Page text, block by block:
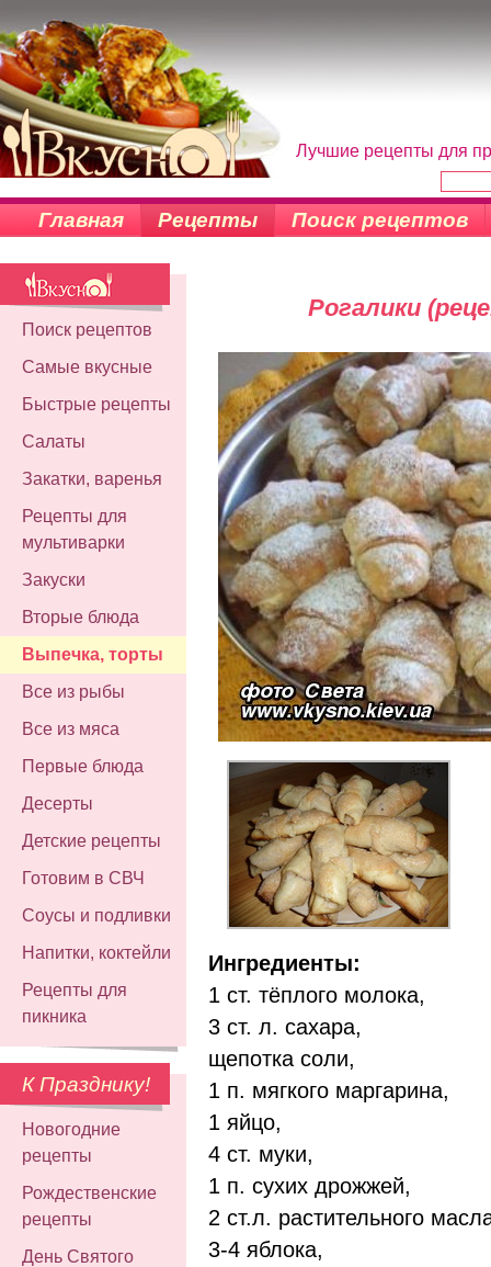
Лучшие рецепты для
Главная Рецепты Поиск рецептов
Поиск рецептов
Самые вкусные
Быстрые рецепты
Салаты
Закатки, варенья
Рецепты для
мультиварки
Закуски
Вторые блюда
Выпечка, торты
Все из рыбы
Все из мяса
Первые блюда
Десерты
Детские рецепты
Готовим в СВЧ
Соусы и подливки
Напитки, коктейли
Рецепты для
пикника
К Празднику!
Новогодние
рецепты
Рождественские
рецепты
День Святого
Рогалики
Ингредиенты:
1 ст. тёплого молока,
3 ст. л. сахара,
щепотка соли,
1 п. мягкого маргарина,
1 яйцо,
4 ст. муки,
1 п. сухих дрожжей,
2 ст.л. растительного
3-4 яблока,